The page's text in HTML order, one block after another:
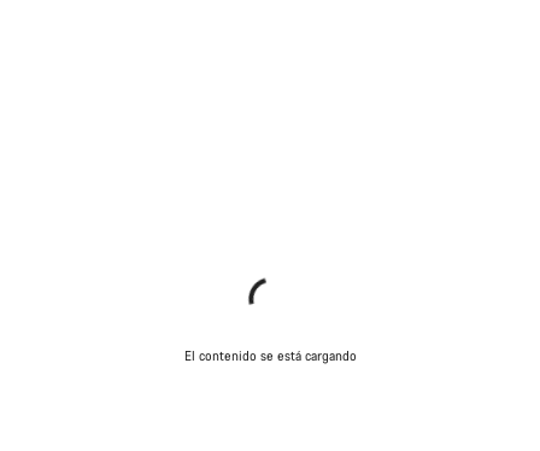
El contenido se está cargando